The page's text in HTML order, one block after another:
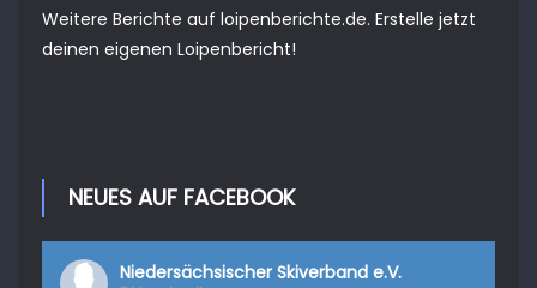
Weitere Berichte aufloipenberichte.de. Erstelle jetzt
deinen eigenen Loipenbericht!
NEUES AUF FACEBOOK
Niedersächsischer Skiverband e.V.